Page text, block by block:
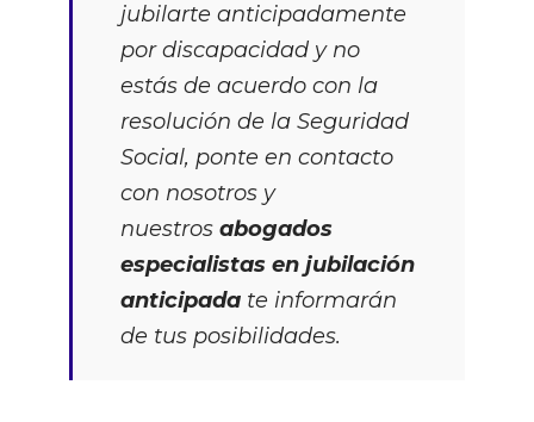
jubilarte anticipadamente
por discapacidad y no
estás de acuerdo con la
resolución de la Seguridad
Social, ponte en contacto
con nosotros y
nuestros abogados
especialistas en jubilación
anticipadate informarán
de tus posibilidades.